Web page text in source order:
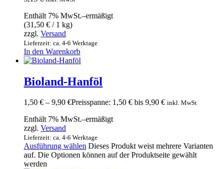
Enthält 7% MwSt.–ermäßigt
(31,50 € / 1 kg)
zzgl. Versand
Lieferzeit: ca. 4-6 Werktage
In den Warenkorb
Bioland-Hanföl
1,50 € – 9,90 €Preisspanne: 1,50 € bis 9,90 € inkl. MwSt
Enthält 7% MwSt.–ermäßigt
zzgl. Versand
Lieferzeit: ca. 4-6 Werktage
Ausführung wählen Dieses Produkt weist mehrere Varianten
auf. Die Optionen können auf der Produktseite gewählt
werden